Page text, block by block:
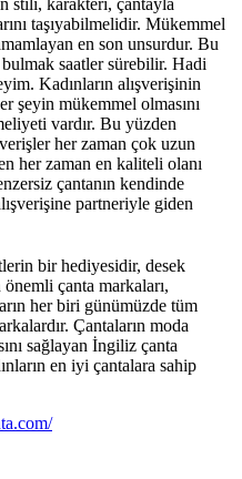
taşıyabilmelidir. Mükemmel
en son unsurdur. Bu
saatler sürebilir. Hadi
Kadınların alışverişinin
şeyin mükemmel olmasını
vardır. Bu yüzden
her zaman çok uzun
her zaman en kaliteli olanı
çantanın kendinde
partneriyle giden
bir hediyesidir, desek
çanta markaları,
her biri günümüzde tüm
Çantaların moda
sağlayan İngiliz çanta
en iyi çantalara sahip